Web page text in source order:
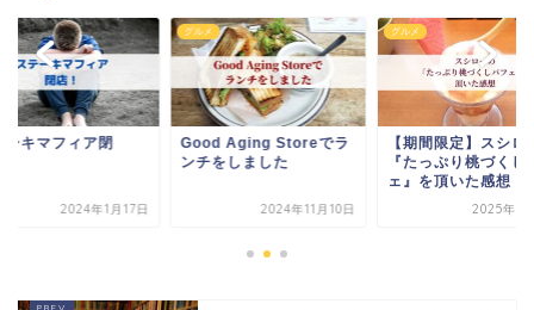
ーキマフィア閉
2024年1月17日
グルメ
Good Aging Storeでラ
ンチをしました
2024年11月10日
グルメ
【期間限定】スシロ
『たっぷり桃づくし
ェ』を頂いた感想
2025年6